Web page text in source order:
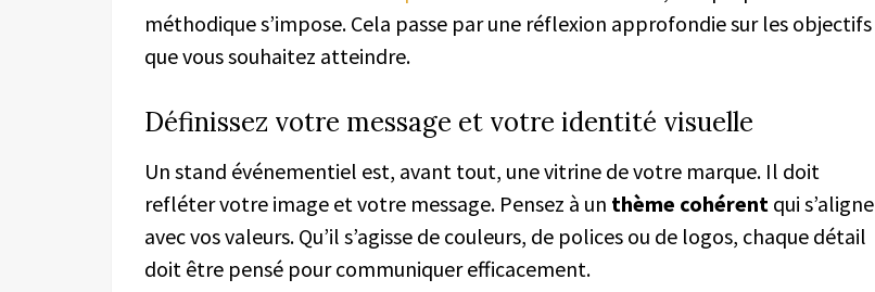
méthodique s’impose. Cela passe par une réflexion approfondie sur les objectifs
que vous souhaitez atteindre.
Définissez votre message et votre identité visuelle
Un stand événementiel est, avant tout, une vitrine de votre marque. Il doit
refléter votre image et votre message. Pensez à un thème cohérent qui s’aligne
avec vos valeurs. Qu’il s’agisse de couleurs, de polices ou de logos, chaque détail
doit être pensé pour communiquer efficacement.